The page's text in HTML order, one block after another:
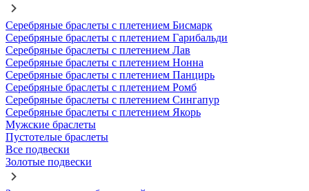
Серебряные браслеты с плетением Бисмарк
Серебряные браслеты с плетением Гарибальди
Серебряные браслеты с плетением Лав
Серебряные браслеты с плетением Нонна
Серебряные браслеты с плетением Панцирь
Серебряные браслеты с плетением Ромб
Серебряные браслеты с плетением Сингапур
Серебряные браслеты с плетением Якорь
Мужские браслеты
Пустотелые браслеты
Все подвески
Золотые подвески